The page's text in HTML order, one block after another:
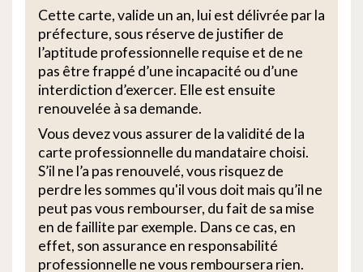
Cette carte, valide un an, lui est délivrée par la
préfecture, sous réserve de justifier de
l’aptitude professionnelle requise et de ne
pas être frappé d’une incapacité ou d’une
interdiction d’exercer. Elle est ensuite
renouvelée à sa demande.
Vous devez vous assurer de la validité de la
carte professionnelle du mandataire choisi.
S’il ne l’a pas renouvelé, vous risquez de
perdre les sommes qu'il vous doit mais qu’il ne
peut pas vous rembourser, du fait de sa mise
en de faillite par exemple. Dans ce cas, en
effet, son assurance en responsabilité
professionnelle ne vous remboursera rien.